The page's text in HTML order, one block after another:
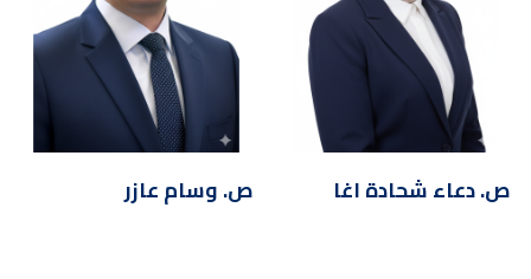
ص. دعاء شحادة اغا ص. وسام عازر